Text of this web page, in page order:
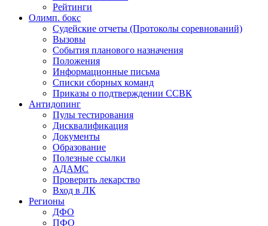
Рейтинги
Олимп. бокс
Судейские отчеты (Протоколы соревнований)
Вызовы
События планового назначения
Положения
Информационные письма
Списки сборных команд
Приказы о подтверждении ССВК
Антидопинг
Пулы тестирования
Дисквалификация
Документы
Образование
Полезные ссылки
АДАМС
Проверить лекарство
Вход в ЛК
Регионы
ДФО
ПФО